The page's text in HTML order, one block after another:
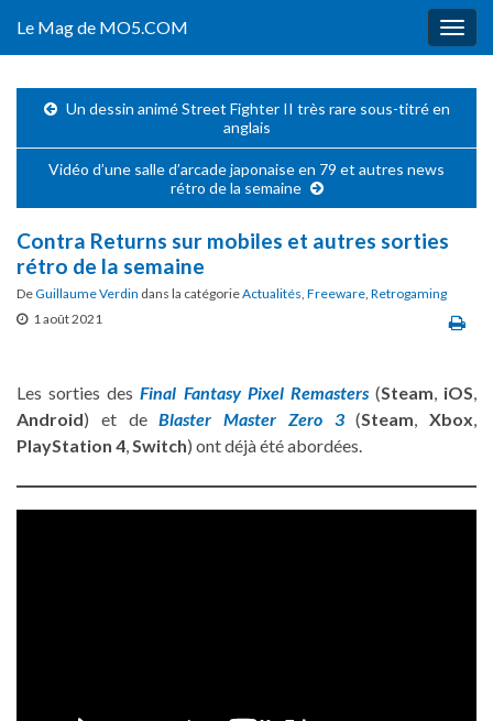
Le Mag de MO5.COM
Un dessin animé Street Fighter II très rare sous-titré en
anglais
Vidéo d’une salle d’arcade japonaise en 79 et autres news
rétro de la semaine
Contra Returns sur mobiles et autres sorties
rétro de la semaine
DeGuillaume Verdin dans la catégorieActualités, Freeware, Retrogaming
1 août 2021
Les sorties desFinal Fantasy Pixel Remasters(Steam, iOS,
Android) et deBlaster Master Zero 3(Steam, Xbox,
PlayStation 4,Switch) ont déjà été abordées.